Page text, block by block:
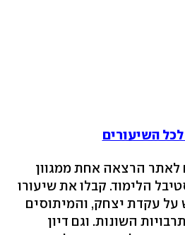
השיעורים
לאתר הרצאה אחת ממגוון
הלימוד. קבלו את שיעורו
על עקדת יצחק, והמיתוסים
השונות. וגם דיון